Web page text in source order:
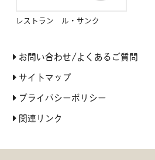
レストラン ル・サンク
お問い合わせ/よくあるご質問
サイトマップ
プライバシーポリシー
関連リンク